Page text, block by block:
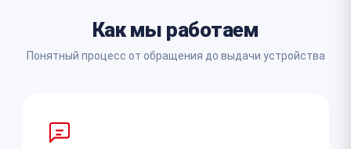
Как мы работаем
Понятный процесс от обращения до выдачи устройства